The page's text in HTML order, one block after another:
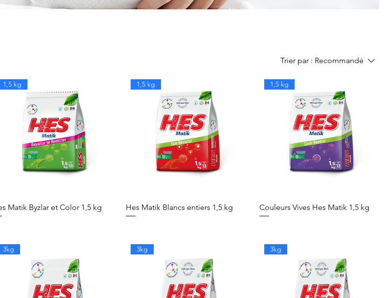
Trier par : Recommandé
1,5 kg
Matik Byzlar et Color 1,5 kg
1,5 kg
Hes Matik Blancs entiers 1,5 kg
1,5 kg
Couleurs Vives Hes Matik 1,5 kg
3kg 3kg 3kg